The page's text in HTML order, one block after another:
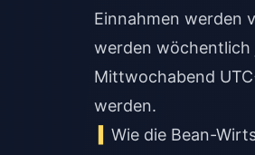
Einnahmen werden
werden wöchentlich
Mittwochabend
werden.
Wie die Bean-